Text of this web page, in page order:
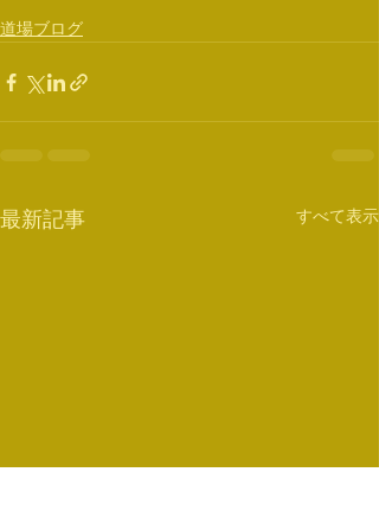
道場ブログ
最新記事 すべて表示